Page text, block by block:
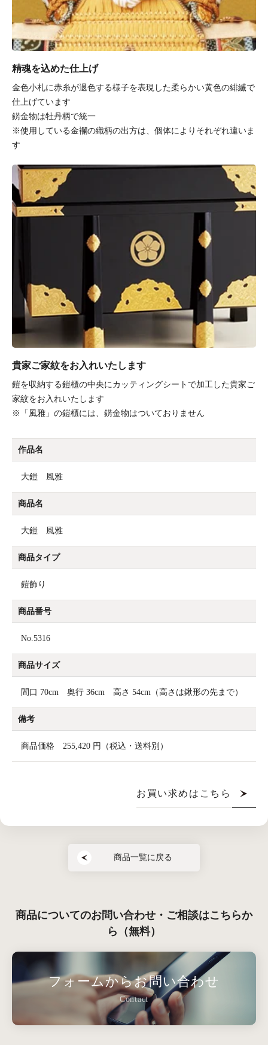
精魂を込めた仕上げ
金色小札に赤糸が退色する様子を表現した柔らかい黄色の緋縅で
仕上げています
錺金物は牡丹柄で統一
※使用している金襴の織柄の出方は、個体によりそれぞれ違いま
す
貴家ご家紋をお入れいたします
鎧を収納する鎧櫃の中央にカッティングシートで加工した貴家ご
家紋をお入れいたします
※「風雅」の鎧櫃には、錺金物はついておりません
作品名
大鎧 風雅
商品名
大鎧 風雅
商品タイプ
鎧飾り
商品番号
No.5316
商品サイズ
間口 70cm 奥行 36cm 高さ 54cm（高さは鍬形の先まで）
備考
商品価格 255,420 円（税込・送料別）
お買い求めはこちら
商品一覧に戻る
商品についてのお問い合わせ・ご相談はこちらか
ら（無料）
フォームからお問い合わせ
Contact